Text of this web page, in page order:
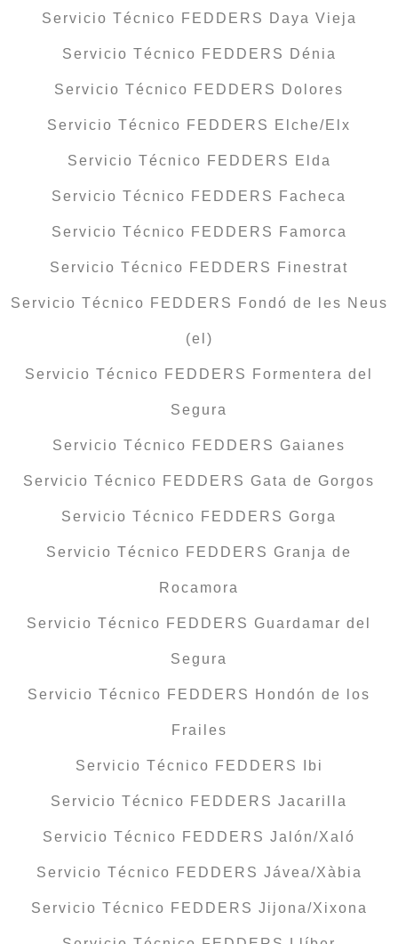
Servicio Técnico FEDDERS Daya Vieja
Servicio Técnico FEDDERS Dénia
Servicio Técnico FEDDERS Dolores
Servicio Técnico FEDDERS Elche/Elx
Servicio Técnico FEDDERS Elda
Servicio Técnico FEDDERS Facheca
Servicio Técnico FEDDERS Famorca
Servicio Técnico FEDDERS Finestrat
Servicio Técnico FEDDERS Fondó de les Neus
(el)
Servicio Técnico FEDDERS Formentera del
Segura
Servicio Técnico FEDDERS Gaianes
Servicio Técnico FEDDERS Gata de Gorgos
Servicio Técnico FEDDERS Gorga
Servicio Técnico FEDDERS Granja de
Rocamora
Servicio Técnico FEDDERS Guardamar del
Segura
Servicio Técnico FEDDERS Hondón de los
Frailes
Servicio Técnico FEDDERS Ibi
Servicio Técnico FEDDERS Jacarilla
Servicio Técnico FEDDERS Jalón/Xaló
Servicio Técnico FEDDERS Jávea/Xàbia
Servicio Técnico FEDDERS Jijona/Xixona